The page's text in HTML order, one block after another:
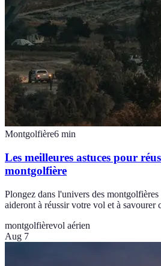
Montgolfière6 min
Les meilleures astuces pour
montgolfière
Plongez dans l'univers des
aideront à réussir votre vol et à savourer
montgolfièrevol aérien
Aug 7